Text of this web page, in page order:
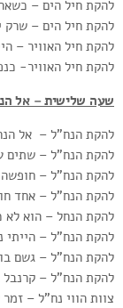
להקת חיל הים –
להקת חיל הים – שרק
להקת חיל האוויר –
להקת חיל האוויר-
שעה שלישית – אל
להקת הנח”ל – אל
להקת הנח”ל – שתים
להקת הנח”ל –
להקת הנח”ל – אחד
להקת הנחל – הוא לא
להקת הנח”ל – הייתי
להקת הנח”ל – גשם
להקת הנח”ל – קרנבל
צוות הווי נח”ל –